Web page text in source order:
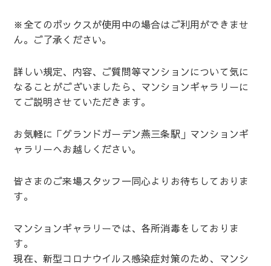
※全てのボックスが使用中の場合はご利用ができませ
ん。ご了承ください。
詳しい規定、内容、ご質問等マンションについて気に
なることがございましたら、マンションギャラリーに
てご説明させていただきます。
お気軽に「グランドガーデン燕三条駅」マンションギ
ャラリーへお越しください。
皆さまのご来場スタッフ一同心よりお待ちしておりま
す。
マンションギャラリーでは、各所消毒をしておりま
す。
現在、新型コロナウイルス感染症対策のため、マンシ